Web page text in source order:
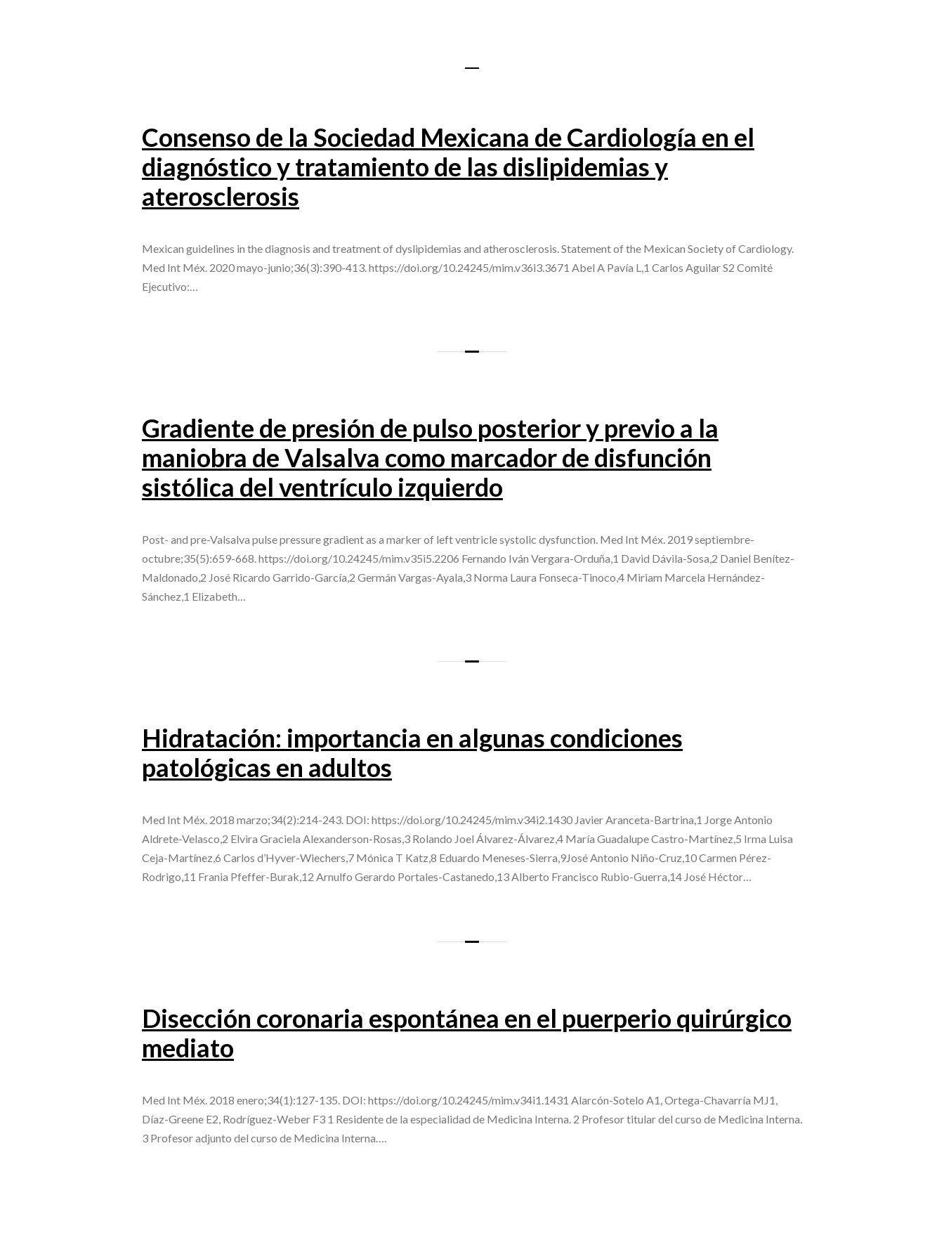
Consenso de la Sociedad Mexicana de Cardiología en el
diagnóstico y tratamiento de las dislipidemias y
aterosclerosis
Mexican guidelines in the diagnosis and treatment of dyslipidemias and atherosclerosis. Statement of the Mexican Society of Cardiology.
Med Int Méx. 2020 mayo-junio;36(3):390-413. https://doi.org/10.24245/mim.v36i3.3671 Abel A Pavía L,1 Carlos Aguilar S2 Comité
Ejecutivo:…
Gradiente de presión de pulso posterior y previo a la
maniobra de Valsalva como marcador de disfunción
sistólica del ventrículo izquierdo
Post- and pre-Valsalva pulse pressure gradient as a marker of left ventricle systolic dysfunction. Med Int Méx. 2019 septiembre-
octubre;35(5):659-668. https://doi.org/10.24245/mim.v35i5.2206 Fernando Iván Vergara-Orduña,1 David Dávila-Sosa,2 Daniel Benítez-
Maldonado,2 José Ricardo Garrido-García,2 Germán Vargas-Ayala,3 Norma Laura Fonseca-Tinoco,4 Miriam Marcela Hernández-
Sánchez,1 Elizabeth…
Hidratación: importancia en algunas condiciones
patológicas en adultos
Med Int Méx. 2018 marzo;34(2):214-243. DOI: https://doi.org/10.24245/mim.v34i2.1430 Javier Aranceta-Bartrina,1 Jorge Antonio
Aldrete-Velasco,2 Elvira Graciela Alexanderson-Rosas,3 Rolando Joel Álvarez-Álvarez,4 María Guadalupe Castro-Martínez,5 Irma Luisa
Ceja-Martínez,6 Carlos d’Hyver-Wiechers,7 Mónica T Katz,8 Eduardo Meneses-Sierra,9José Antonio Niño-Cruz,10 Carmen Pérez-
Rodrigo,11 Frania Pfeffer-Burak,12 Arnulfo Gerardo Portales-Castanedo,13 Alberto Francisco Rubio-Guerra,14 José Héctor…
Disección coronaria espontánea en el puerperio quirúrgico
mediato
Med Int Méx. 2018 enero;34(1):127-135. DOI: https://doi.org/10.24245/mim.v34i1.1431 Alarcón-Sotelo A1, Ortega-Chavarría MJ1,
Díaz-Greene E2, Rodríguez-Weber F3 1 Residente de la especialidad de Medicina Interna. 2 Profesor titular del curso de Medicina Interna.
3 Profesor adjunto del curso de Medicina Interna….